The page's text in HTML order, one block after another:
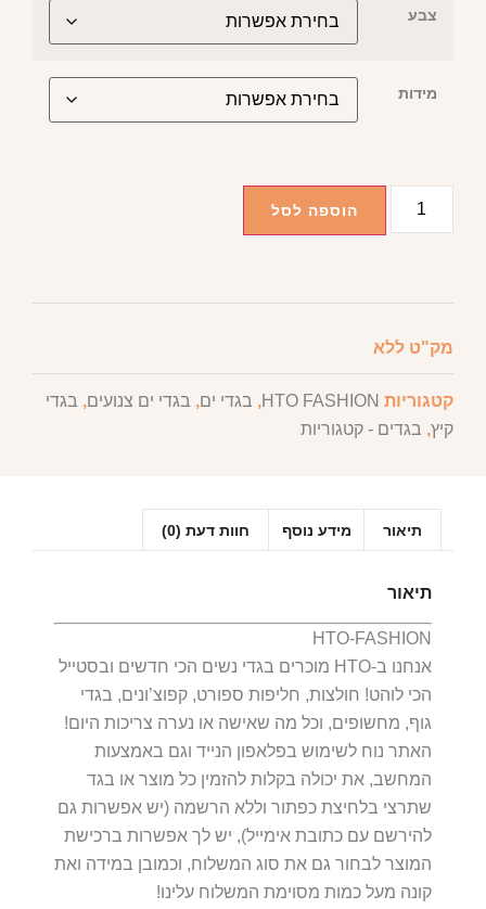
צבע
מידות
הוספה לסל
מק"ט ללא
קטגוריות HTO FASHION
, בגדי ים, בגדי ים צנועים, בגדי
קיץ, בגדים - קטגוריות
תיאור מידע נוסף חוות דעת (0)
תיאור
HTO-FASHION
אנחנו ב-HTO מוכרים בגדי נשים הכי חדשים ובסטייל
הכי לוהט! חולצות, חליפות ספורט, קפוצ’ונים, בגדי
גוף, מחשופים, וכל מה שאישה או נערה צריכות היום!
האתר נוח לשימוש בפלאפון הנייד וגם באמצעות
המחשב, את יכולה בקלות להזמין כל מוצר או בגד
שתרצי בלחיצת כפתור וללא הרשמה (יש אפשרות גם
להירשם עם כתובת אימייל), יש לך אפשרות ברכישת
המוצר לבחור גם את סוג המשלוח, וכמובן במידה ואת
קונה מעל כמות מסוימת המשלוח עלינו!